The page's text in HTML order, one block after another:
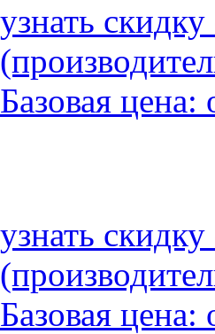
узнать
Базовая цена:
узнать
Базовая цена: